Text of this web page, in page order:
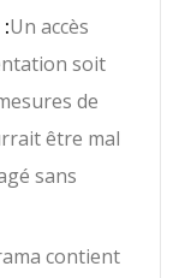
Un accès
soit
de
être mal
sans
contient